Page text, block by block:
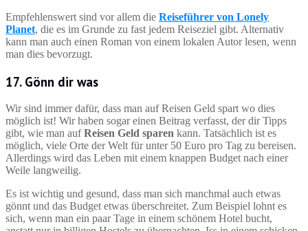
Empfehlenswert sind vor allem die Reiseführer von Lonely
Planet, die es im Grunde zu fast jedem Reiseziel gibt. Alternativ
kann man auch einen Roman von einem lokalen Autor lesen, wenn
man dies bevorzugt.
17. Gönn dir was
Wir sind immer dafür, dass man auf Reisen Geld spart wo dies
möglich ist! Wir haben sogar einen Beitrag verfasst, der dir Tipps
gibt, wie man aufReisen Geld sparen kann. Tatsächlich ist es
möglich, viele Orte der Welt für unter 50 Euro pro Tag zu bereisen.
Allerdings wird das Leben mit einem knappen Budget nach einer
Weile langweilig.
Es ist wichtig und gesund, dass man sich manchmal auch etwas
gönnt und das Budget etwas überschreitet. Zum Beispiel lohnt es
sich, wenn man ein paar Tage in einem schönem Hotel bucht,